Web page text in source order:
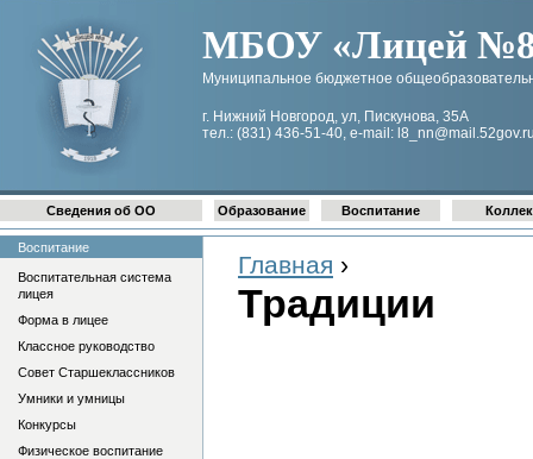
МБОУ «Лицей №8
Муниципальное бюджетное
г. Нижний Новгород, ул, Пискунова, 35А
тел.: (831) 436-51-40, e-mail:
Главная ›
Традиции
Сведения об ОО Образование Воспитание
Воспитание
Воспитательная система
лицея
Форма в лицее
Классное руководство
Совет Старшеклассников
Умники и умницы
Конкурсы
Физическое воспитание